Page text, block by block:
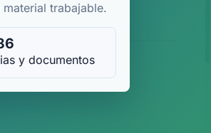
trabajable.
y documentos